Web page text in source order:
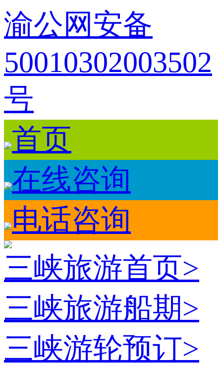
渝公网安备
50010302003502
号
首页
在线咨询
电话咨询
三峡旅游首页>
三峡旅游船期>
三峡游轮预订>